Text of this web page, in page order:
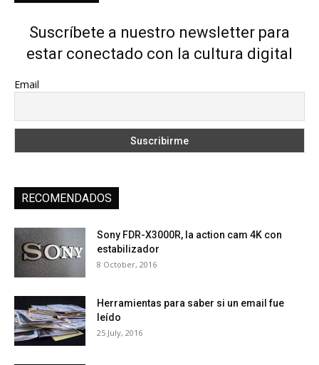
Suscríbete a nuestro newsletter para
estar conectado con la cultura digital
Email
RECOMENDADOS
Sony FDR-X3000R, la action cam 4K con
estabilizador
8 October, 2016
Herramientas para saber si un email fue
leído
25 July, 2016